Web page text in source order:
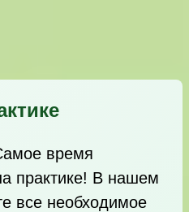
время
практике! В нашем
все необходимое